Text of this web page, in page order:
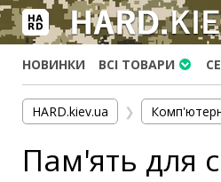
Вхід|Реєстрація×
(097)-938-03-73 Telegram
HARD.KIEV.UA
Послуги
Повернення / Обмін
НОВИНКИ ВСІ ТОВАРИ
HARD.kiev.ua ❯
Пам'ять для